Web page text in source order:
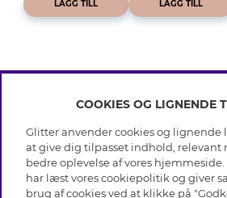
LÄGG TILL LÄGG TILL
INFO
Betingelser
Cookies
OM GLITTER
Black Friday
COOKIES OG LIGNENDE
Glitter anvender cookies og
at give dig tilpasset indhold, relevant
bedre oplevelse af vores
har læst vores cookiepolitik og giver
brug af cookies ved at klikke på